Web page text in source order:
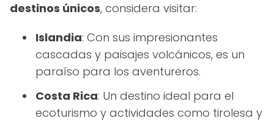
destinos únicos, considera visitar:
Islandia: Con sus impresionantes
cascadas y paisajes volcánicos, es un
paraíso para los aventureros.
Costa Rica: Un destino ideal para el
ecoturismo y actividades como tirolesa y